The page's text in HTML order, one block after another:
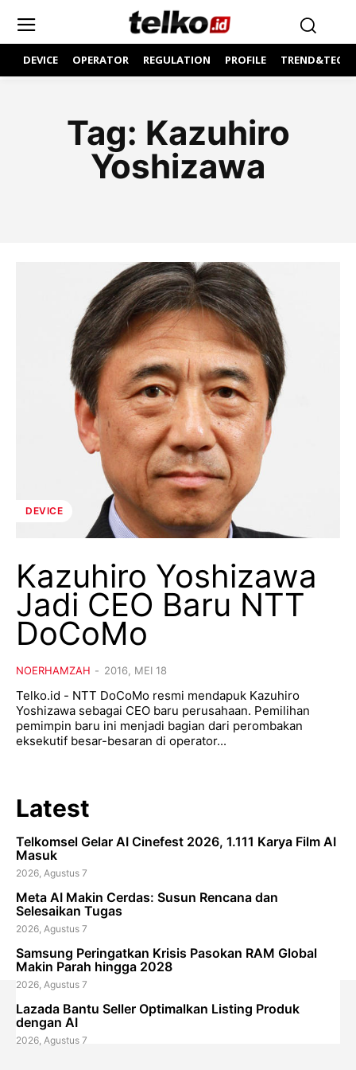
DEVICE OPERATOR REGULATION PROFILE
Tag: Kazuhiro
Yoshizawa
DEVICE
Kazuhiro Yoshizawa
Jadi CEO Baru NTT
DoCoMo
NOERHAMZAH - 2016, MEI 18
Telko.id - NTT DoCoMo resmi mendapuk Kazuhiro
Yoshizawa sebagai CEO baru perusahaan. Pemilihan
pemimpin baru ini menjadi bagian dari perombakan
eksekutif besar-besaran di operator...
Latest
Telkomsel Gelar AI Cinefest 2026, 1.111 Karya Film AI
Masuk
2026, Agustus 7
Meta AI Makin Cerdas: Susun Rencana dan
Selesaikan Tugas
2026, Agustus 7
Samsung Peringatkan Krisis Pasokan RAM Global
Makin Parah hingga 2028
2026, Agustus 7
Lazada Bantu Seller Optimalkan Listing Produk
dengan AI
2026, Agustus 7